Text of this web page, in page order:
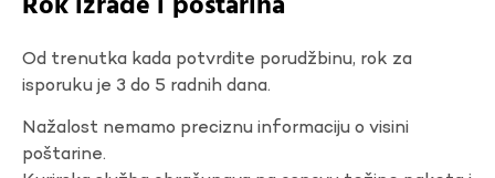
Od trenutka kada potvrdite porudžbinu, rok za
isporuku je 3 do 5 radnih dana.
Nažalost nemamo preciznu informaciju o visini
poštarine.